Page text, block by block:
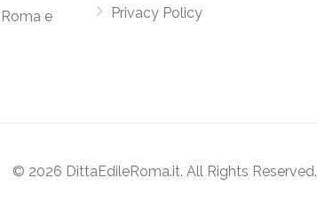
e
Privacy Policy
© 2026 DittaEdileRoma.it. All Rights Reserved.